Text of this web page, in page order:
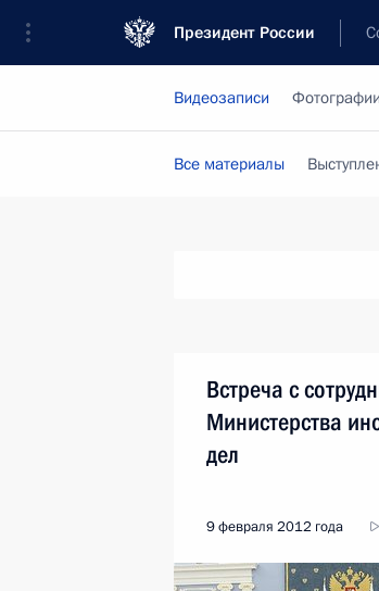
Президент России
Видеозаписи Фотографии
Все материалы
Встреча с
Министерства
дел
9 февраля 2012 года